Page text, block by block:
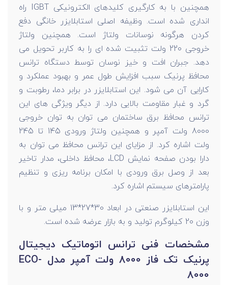
همچنین با به کارگیری کلیدهای الکترونیکی IGBT راه
انداری شده است. وظیفه اصلی استابلایزر خانگی دفع
کردن هرگونه نوسانات ولتاژ است. همچنین ولتاژ
خروجی 220 ولت تثبیت شده ای را به کاربر تحویل می
دهد. جبران افت و خیز نوسان توسط دستگاه ترانس
محافظ پرنیک سبب افزایش طول عمر و بهبود عملکرد و
کارایی آن می شود. این استابلایزر در برابر دما، رطوبت و
گرد و غبار مقاومت بالایی دارد. از دیگر ویژگی های این
ترانس محافظ برق ساختمان می توان به توان خروجی
8000 ولت آمپر و همچنین ولتاژ ورودی 145 تا 245
ولت اشاره کرد. از مزایای این ترانس محافظ می توان به
دارا بودن صفحه نمایش LCD، محافظ داخلی، مدار تاخیر
بعد از وصل برق ورودی با امکان برنامه ریزی و تنظیم
پارامترهای سیستم اشاره کرد.
این استابلایزر صنعتی در ابعاد 30*27*13 میلی متر و با
وزن 20 کیلوگرم تولید و به بازار عرضه شده است.
مشخصات فنی ترانس اتوماتیک دیجیتال
پرنیک تک فاز 8000 ولت آمپر مدل ECO-
8000